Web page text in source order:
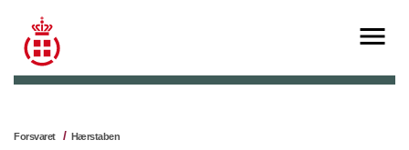
Forsvaret Hærstaben